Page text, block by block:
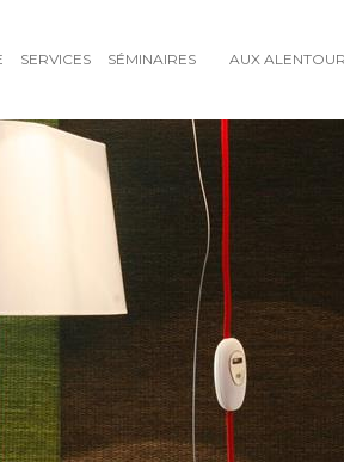
SERVICES SÉMINAIRES AUX